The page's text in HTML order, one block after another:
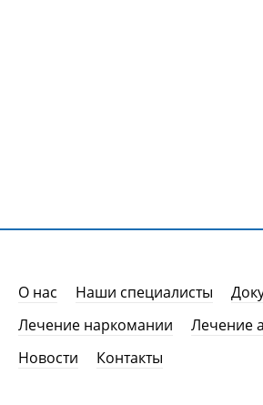
О нас Наши специалисты
Лечение наркомании
Лечение
Новости
Контакты